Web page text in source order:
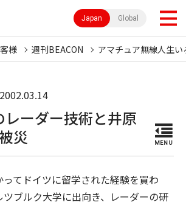
Japan Global
様 週刊BEACON アマチュア無線人生い
2002.03.14
ーダー技術と井原
災
MENU
てドイツに留学された経験を買わ
ブルク大学に出向き、レーダーの研